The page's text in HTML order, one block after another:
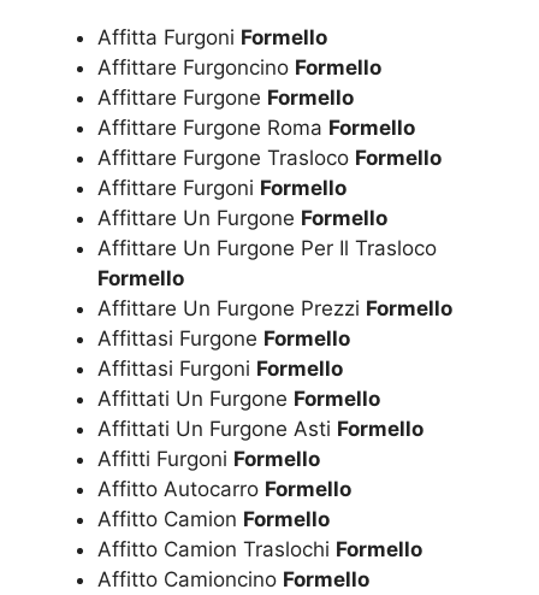
Affitta Furgoni Formello
Affittare Furgoncino Formello
Affittare Furgone Formello
Affittare Furgone Roma Formello
Affittare Furgone Trasloco Formello
Affittare Furgoni Formello
Affittare Un Furgone Formello
Affittare Un Furgone Per Il Trasloco
Formello
Affittare Un Furgone Prezzi Formello
Affittasi Furgone Formello
Affittasi Furgoni Formello
Affittati Un Furgone Formello
Affittati Un Furgone Asti Formello
Affitti Furgoni Formello
Affitto Autocarro Formello
Affitto Camion Formello
Affitto Camion Traslochi Formello
Affitto Camioncino Formello